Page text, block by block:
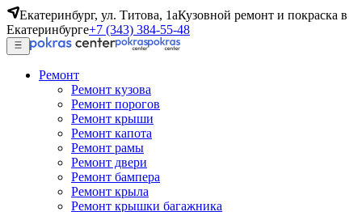
Екатеринбург, ул. Титова, 1аКузовной ремонт и покраска в
Екатеринбурге+7 (343) 384-55-48
Ремонт
Ремонт кузова
Ремонт порогов
Ремонт крыши
Ремонт капота
Ремонт рамы
Ремонт двери
Ремонт бампера
Ремонт крыла
Ремонт крышки багажника